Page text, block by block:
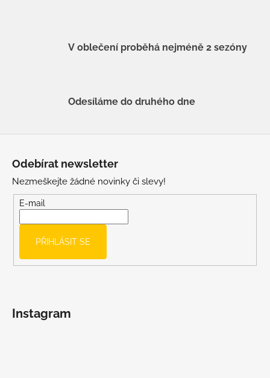
V oblečení proběhá nejméně 2 sezóny
Odesíláme do druhého dne
Odebírat newsletter
Nezmeškejte žádné novinky či slevy!
E-mail
PŘIHLÁSIT SE
Instagram